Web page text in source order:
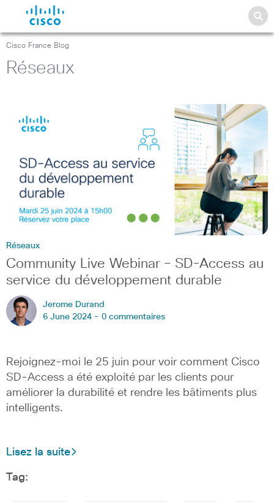
Cisco France Blog
Réseaux
Réseaux
Community Live Webinar – SD-Access au
service du développement durable
Jerome Durand
6 June 2024 - 0 commentaires
Rejoignez-moi le 25 juin pour voir comment Cisco
SD-Access a été exploité par les clients pour
améliorer la durabilité et rendre les bâtiments plus
intelligents.
Lisez la suite
Tag: